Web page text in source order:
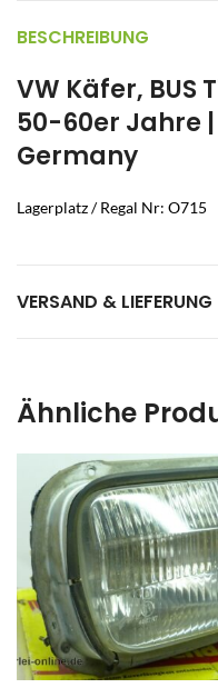
BESCHREIBUNG
VW Käfer, BUS
50-60er Jahre
Germany
Lagerplatz / Regal Nr: O715
VERSAND & LIEFERUNG
Ähnliche